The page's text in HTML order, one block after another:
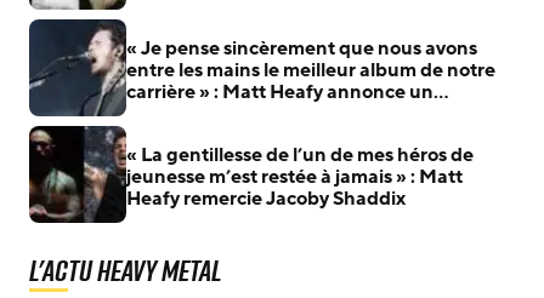
« Je pense sincèrement que nous avons
entre les mains le meilleur album de notre
carrière » : Matt Heafy annonce un
« La gentillesse de l’un de mes héros de
jeunesse m’est restée à jamais » : Matt
Heafy remercie Jacoby Shaddix
L'actu Heavy Metal